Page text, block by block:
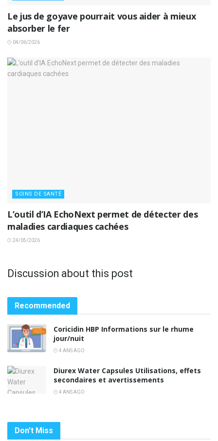
Le jus de goyave pourrait vous aider à mieux
absorber le fer
04/06/2026
SOINS DE SANTÉ
L’outil d’IA EchoNext permet de détecter des
maladies cardiaques cachées
24/05/2026
Discussion about this post
Recommended
Coricidin HBP Informations sur le rhume
jour/nuit
4 ANS AGO
Diurex Water Capsules Utilisations, effets
secondaires et avertissements
4 ANS AGO
Don't Miss